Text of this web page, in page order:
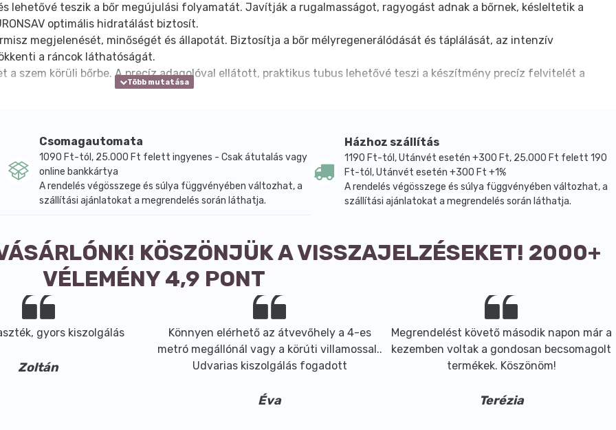
lehetővé teszik a bőr megújulási folyamatát. Javítják a rugalmasságot, ragyogást adnak a bőrnek, késleltetik a
optimális hidratálást biztosít.
megjelenését, minőségét és állapotát. Biztosítja a bőr mélyregenerálódását és táplálását, az intenzív
a ráncok láthatóságát.
a szem körüli bőrbe. A precíz adagolóval ellátott, praktikus tubus lehetővé teszi a készítmény precíz felvitelét a
Palmitate,Glycine Soja (Soybean) Oil, Vegetable Oil,Diamond Powder,Glycerin,Caprylyl
Ammonium Acryloyldimethyltaurate/VP Copolymer,Mica,Disodium
77891.
Csomagautomata
1090 Ft-tól, 25.000 Ft felett ingyenes - Csak átutalás vagy
online bankkártya
A rendelés végösszege és súlya függvényében változhat, a
szállítási ajánlatokat a megrendelés során láthatja.
Házhoz szállítás
1190 Ft-tól, Utánvét esetén +300 Ft, 25.000 Ft felett 190
Ft-tól, Utánvét esetén +300 Ft +1%
A rendelés végösszege és súlya függvényében változhat, a
szállítási ajánlatokat a megrendelés során láthatja.
KÖSZÖNJÜK A VISSZAJELZÉSEKET! 2000+
VÉLEMÉNY 4,9 PONT
gyors kiszolgálás
Zoltán
Könnyen elérhető az átvevőhely a 4-es
metró megállónál vagy a körúti villamossal..
Udvarias kiszolgálás fogadott
Éva
Megrendelést követő második napon már a
kezemben voltak a gondosan becsomagolt
termékek. Köszönöm!
Terézia